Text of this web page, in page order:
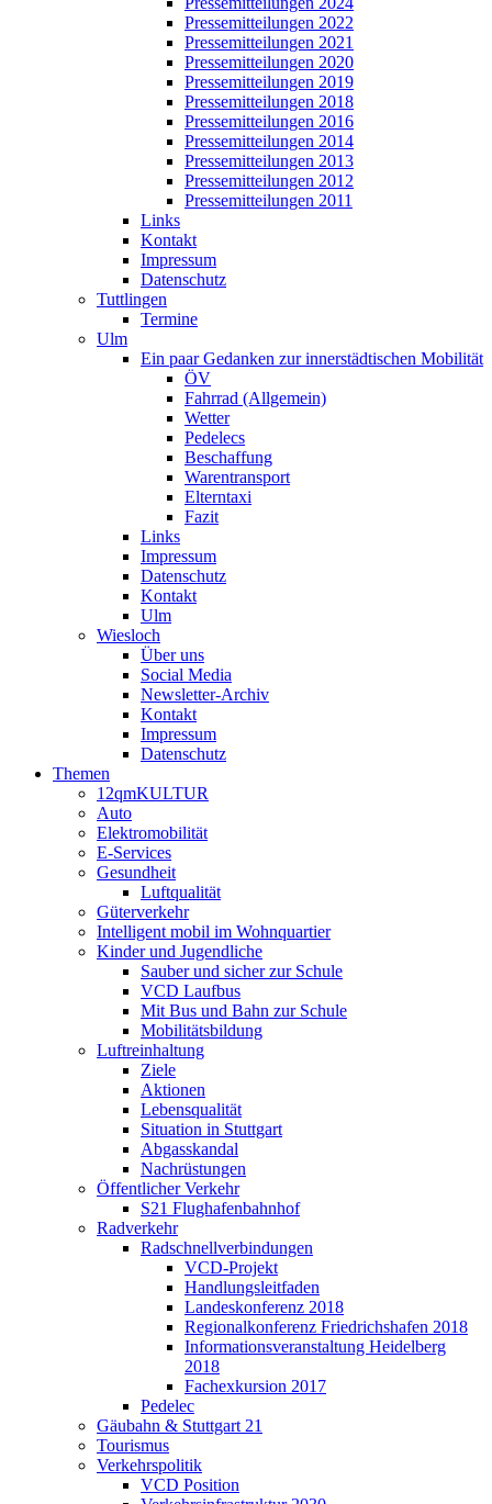
Pressemitteilungen 2022
Pressemitteilungen 2021
Pressemitteilungen 2020
Pressemitteilungen 2019
Pressemitteilungen 2018
Pressemitteilungen 2016
Pressemitteilungen 2014
Pressemitteilungen 2013
Pressemitteilungen 2012
Pressemitteilungen 2011
Links
Kontakt
Impressum
Datenschutz
Tuttlingen
Termine
Ulm
Ein paar Gedanken zur innerstädtischen Mobilität
ÖV
Fahrrad (Allgemein)
Wetter
Pedelecs
Beschaffung
Warentransport
Elterntaxi
Fazit
Links
Impressum
Datenschutz
Kontakt
Ulm
Wiesloch
Über uns
Social Media
Newsletter-Archiv
Kontakt
Impressum
Datenschutz
Themen
12qmKULTUR
Auto
Elektromobilität
E-Services
Gesundheit
Luftqualität
Güterverkehr
Intelligent mobil im Wohnquartier
Kinder und Jugendliche
Sauber und sicher zur Schule
VCD Laufbus
Mit Bus und Bahn zur Schule
Mobilitätsbildung
Luftreinhaltung
Ziele
Aktionen
Lebensqualität
Situation in Stuttgart
Abgasskandal
Nachrüstungen
Öffentlicher Verkehr
S21 Flughafenbahnhof
Radverkehr
Radschnellverbindungen
VCD-Projekt
Handlungsleitfaden
Landeskonferenz 2018
Regionalkonferenz Friedrichshafen 2018
Informationsveranstaltung Heidelberg
2018
Fachexkursion 2017
Pedelec
Gäubahn & Stuttgart 21
Tourismus
Verkehrspolitik
VCD Position